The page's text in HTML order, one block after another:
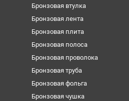
Бронзовая втулка
Бронзовая лента
Бронзовая плита
Бронзовая полоса
Бронзовая проволока
Бронзовая труба
Бронзовая фольга
Бронзовая чушка